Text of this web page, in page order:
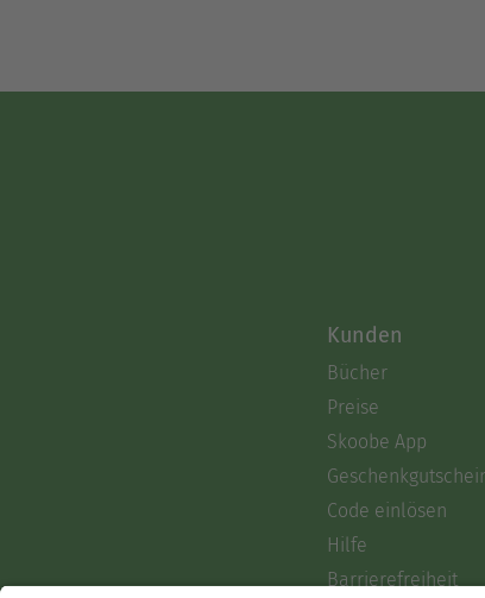
Kunden
Bücher
Preise
Skoobe App
Code einlösen
Hilfe
Barrierefreiheit